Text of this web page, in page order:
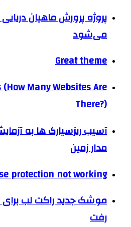
پروژه پرورش ماهیان
می‌شود
Great theme
Many Websites Are
There?)
آسیب ریزسیارک ها به
مدار زمین
protection not working
موشک جدید راکت لب برای
رفت